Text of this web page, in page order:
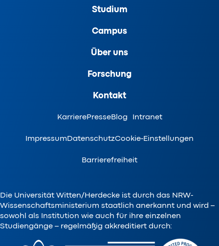
Studium
Campus
Über uns
Forschung
Kontakt
KarrierePresseBlog Intranet
ImpressumDatenschutzCookie-Einstellungen
Barrierefreiheit
Die Universität Witten/Herdecke ist durch das NRW-
Wissenschaftsministerium staatlich anerkannt und wird –
sowohl als Institution wie auch für ihre einzelnen
Studiengänge – regelmäßig akkreditiert durch: